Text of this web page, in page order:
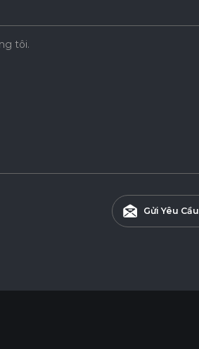
tôi.
Gửi Yêu Cầu